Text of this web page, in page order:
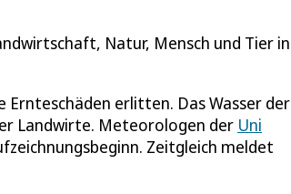
Natur, Mensch und Tier in
Ernteschäden erlitten. Das Wasser der
Landwirte. Meteorologen der Uni
Zeitgleich meldet